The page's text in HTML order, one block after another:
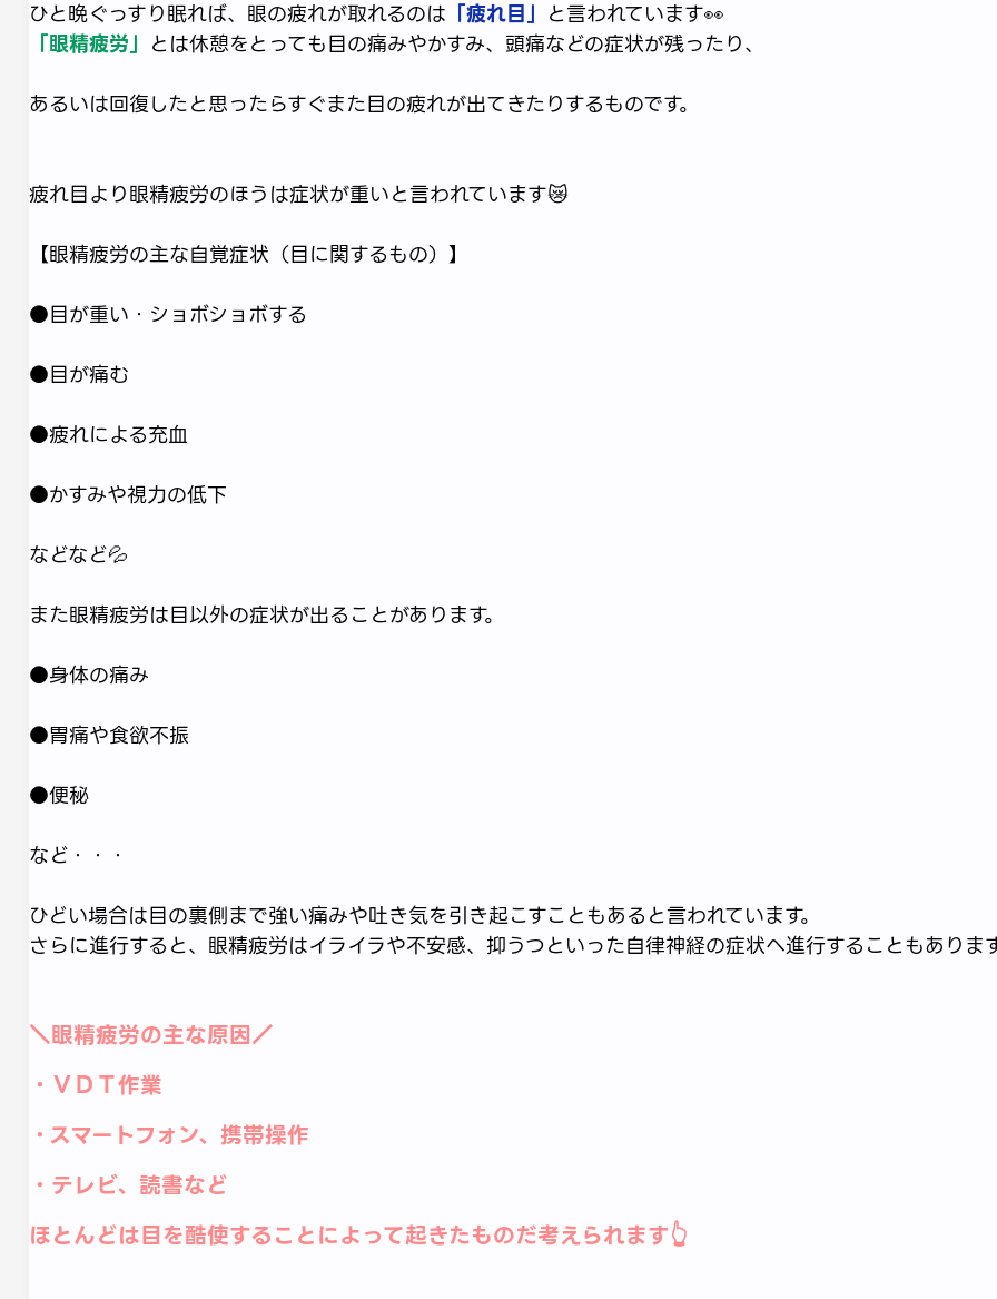
ひと晩ぐっすり眠れば、眼の疲れが取れるのは 「疲れ目」 と言われています👀
「眼精疲労」 とは休憩をとっても目の痛みやかすみ、頭痛などの症状が残ったり、
あるいは回復したと思ったらすぐまた目の疲れが出てきたりするものです。
疲れ目より眼精疲労のほうは症状が重いと言われています😿
【眼精疲労の主な自覚症状（目に関するもの）】
●目が重い・ショボショボする
●目が痛む
●疲れによる充血
●かすみや視力の低下
などなど💦
また眼精疲労は目以外の症状が出ることがあります。
●身体の痛み
●胃痛や食欲不振
●便秘
など・・・
ひどい場合は目の裏側まで強い痛みや吐き気を引き起こすこともあると言われています。
さらに進行すると、眼精疲労はイライラや不安感、抑うつといった自律神経の症状へ進行することもありま
＼眼精疲労の主な原因／
・ＶＤＴ作業
・スマートフォン、携帯操作
・テレビ、読書など
ほとんどは目を酷使することによって起きたものだ考えられます👆